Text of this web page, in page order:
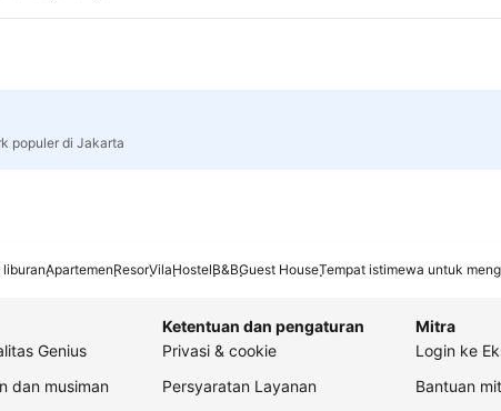
populer di Jakarta
liburanApartemenResorVilaHostelB&BGuest HouseTempat istimewa untuk
Genius
dan musiman
Ketentuan dan pengaturan
Privasi & cookie
Persyaratan Layanan
Mitra
Login ke
Bantuan